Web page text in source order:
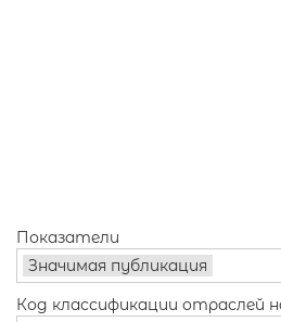
Показатели
Значимая публикация
Код классификации отраслей